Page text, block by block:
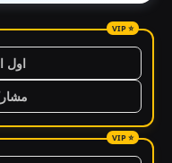
اول